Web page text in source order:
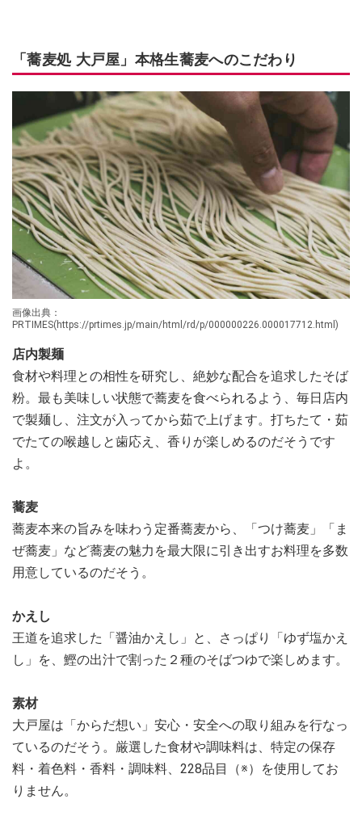
「蕎麦処 大戸屋」本格生蕎麦へのこだわり
画像出典：
PRTIMES(https://prtimes.jp/main/html/rd/p/000000226.000017712.html)
店内製麺
食材や料理との相性を研究し、絶妙な配合を追求したそば
粉。最も美味しい状態で蕎麦を食べられるよう、毎日店内
で製麺し、注文が入ってから茹で上げます。打ちたて・茹
でたての喉越しと歯応え、香りが楽しめるのだそうです
よ。
蕎麦
蕎麦本来の旨みを味わう定番蕎麦から、「つけ蕎麦」「ま
ぜ蕎麦」など蕎麦の魅力を最大限に引き出すお料理を多数
用意しているのだそう。
かえし
王道を追求した「醤油かえし」と、さっぱり「ゆず塩かえ
し」を、鰹の出汁で割った２種のそばつゆで楽しめます。
素材
大戸屋は「からだ想い」安心・安全への取り組みを行なっ
ているのだそう。厳選した食材や調味料は、特定の保存
料・着色料・香料・調味料、228品目（※）を使用してお
りません。